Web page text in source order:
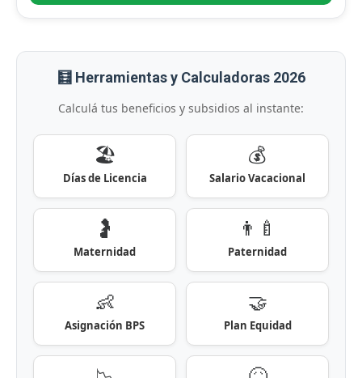
🧮 Herramientas y Calculadoras 2026
Calculá tus beneficios y subsidios al instante:
🏖️
Días de Licencia
💰
Salario Vacacional
🤰
Maternidad
👨‍🍼
Paternidad
👶
Asignación BPS
🤝
Plan Equidad